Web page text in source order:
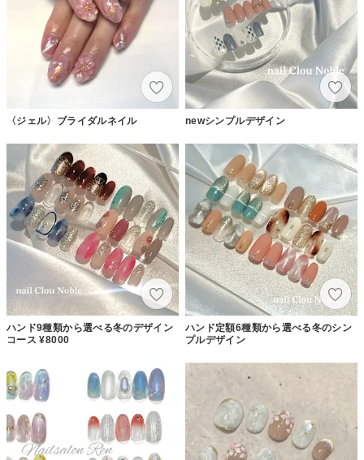
〈ジェル〉ブライダルネイル newシンプルデザイン
ハンド9種類から選べる冬のデザイン
コース ¥8000
ハンド定額6種類から選べる冬のシン
プルデザイン